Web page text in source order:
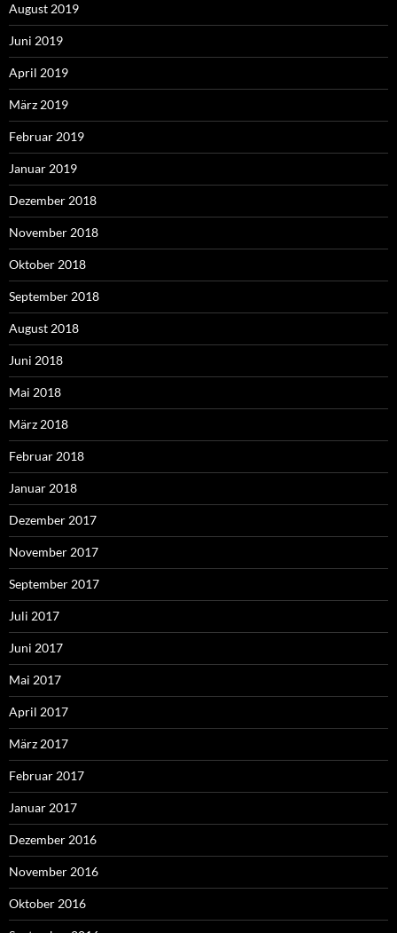
August 2019
Juni 2019
April 2019
März 2019
Februar 2019
Januar 2019
Dezember 2018
November 2018
Oktober 2018
September 2018
August 2018
Juni 2018
Mai 2018
März 2018
Februar 2018
Januar 2018
Dezember 2017
November 2017
September 2017
Juli 2017
Juni 2017
Mai 2017
April 2017
März 2017
Februar 2017
Januar 2017
Dezember 2016
November 2016
Oktober 2016